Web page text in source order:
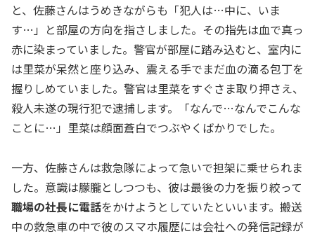
と、佐藤さんはうめきながらも「犯人は…中に、いま
す…」と部屋の方向を指さしました。その指先は血で真っ
赤に染まっていました。警官が部屋に踏み込むと、室内に
は里菜が呆然と座り込み、震える手でまだ血の滴る包丁を
握りしめていました。警官は里菜をすぐさま取り押さえ、
殺人未遂の現行犯で逮捕します。「なんで…なんでこんな
ことに…」里菜は顔面蒼白でつぶやくばかりでした。
一方、佐藤さんは救急隊によって急いで担架に乗せられま
した。意識は朦朧としつつも、彼は最後の力を振り絞って
職場の社長に電話をかけようとしていたといいます。搬送
中の救急車の中で彼のスマホ履歴には会社への発信記録が